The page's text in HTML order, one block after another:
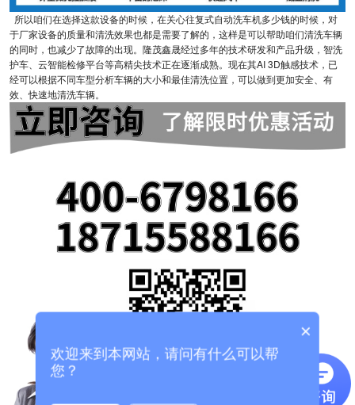
所以咱们在选择这款设备的时候，在关心往复式自动洗车机多少钱的时候，对
于厂家设备的质量和清洗效果也都是需要了解的，这样是可以帮助咱们清洗车辆
的同时，也减少了故障的出现。隆茂鑫晟经过多年的技术研发和产品升级，智洗
护车、云智能检修平台等高精尖技术正在逐渐成熟。现在其AI 3D触感技术，已
经可以根据不同车型分析车辆的大小和最佳清洗位置，可以做到更加安全、有
效、快速地清洗车辆。
×
欢迎来到本网站，请问有什么可以帮
您？